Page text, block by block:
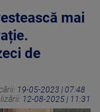
mai
de
19-05-2023 | 07:48
12-08-2025 | 11:31